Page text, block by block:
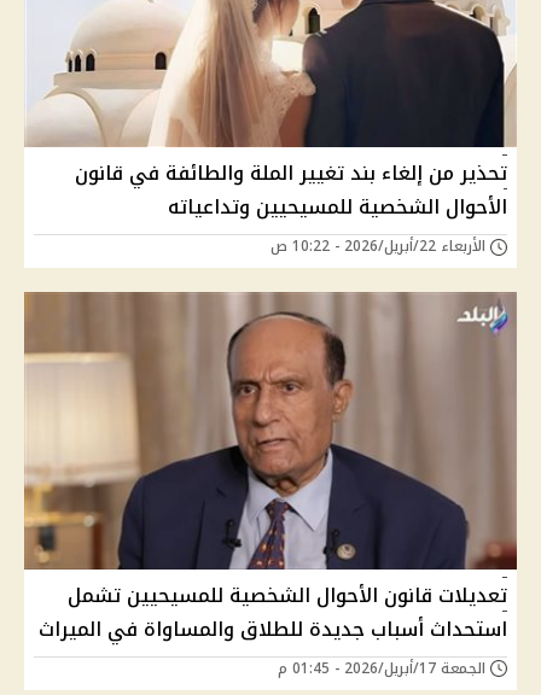
تحذير من إلغاء بند تغيير الملة والطائفة في قانون
الأحوال الشخصية للمسيحيين وتداعياته
الأربعاء 22/أبريل/2026 - 10:22 ص
تعديلات قانون الأحوال الشخصية للمسيحيين تشمل
استحداث أسباب جديدة للطلاق والمساواة في الميراث
الجمعة 17/أبريل/2026 - 01:45 م